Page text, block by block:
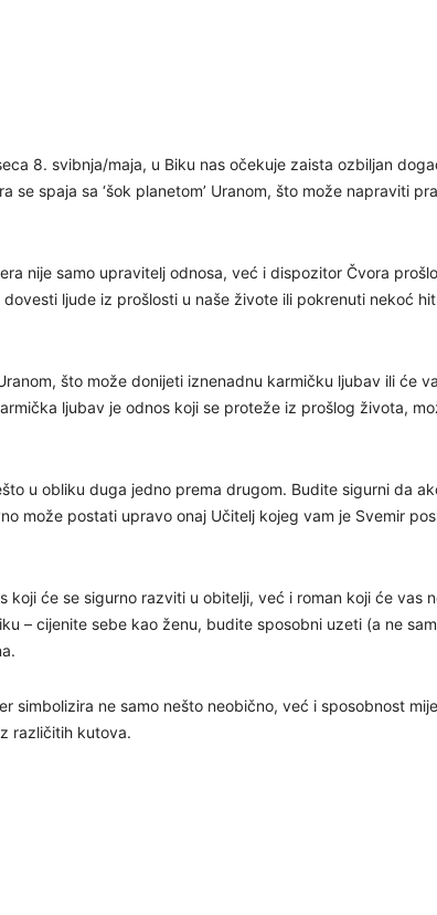
8. svibnja/maja, u Biku nas očekuje zaista ozbiljan
se spaja sa ‘šok planetom’ Uranom, što može napraviti
nije samo upravitelj odnosa, već i dispozitor Čvora
ljude iz prošlosti u naše živote ili pokrenuti nekoć
što može donijeti iznenadnu karmičku ljubav ili će
ljubav je odnos koji se proteže iz prošlog života,
u obliku duga jedno prema drugom. Budite sigurni da
može postati upravo onaj Učitelj kojeg vam je Svemir
koji će se sigurno razviti u obitelji, već i roman koji će vas
– cijenite sebe kao ženu, budite sposobni uzeti (a ne
simbolizira ne samo nešto neobično, već i sposobnost
različitih kutova.